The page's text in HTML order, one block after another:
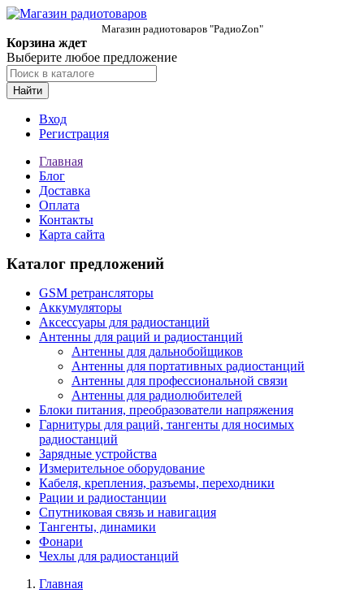
Магазин радиотоваров "РадиоZon"
Корзина ждет
Выберите любое предложение
Найти
Вход
Регистрация
Главная
Блог
Доставка
Оплата
Контакты
Карта сайта
Каталог предложений
GSM ретрансляторы
Аккумуляторы
Аксессуары для радиостанций
Антенны для раций и радиостанций
Антенны для дальнобойщиков
Антенны для портативных радиостанций
Антенны для профессиональной связи
Антенны для радиолюбителей
Блоки питания, преобразователи напряжения
Гарнитуры для раций, тангенты для носимых
радиостанций
Зарядные устройства
Измерительное оборудование
Кабеля, крепления, разъемы, переходники
Рации и радиостанции
Спутниковая связь и навигация
Тангенты, динамики
Фонари
Чехлы для радиостанций
Главная